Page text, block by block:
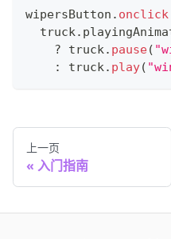
wipersButton . onclick
  truck
.
? truck. pause(
:
truck. play(
上一页
入门指南